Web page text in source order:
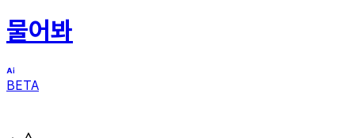
물어봐
BETA